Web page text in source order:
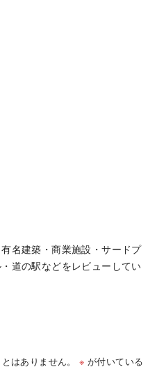
名建築・商業施設・サードプ
道の駅などをレビューしてい
はありません。 ※ が付いている